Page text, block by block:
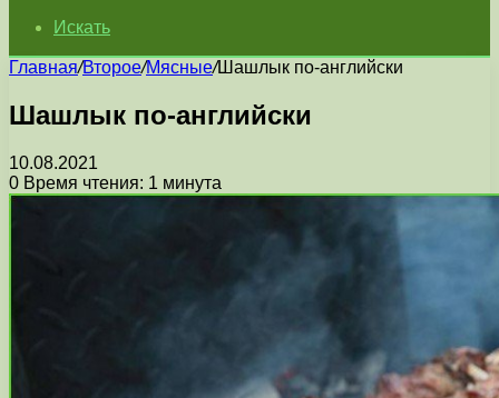
Искать
Главная/Второе/Мясные/Шашлык по-английски
Шашлык по-английски
10.08.2021
0 Время чтения: 1 минута